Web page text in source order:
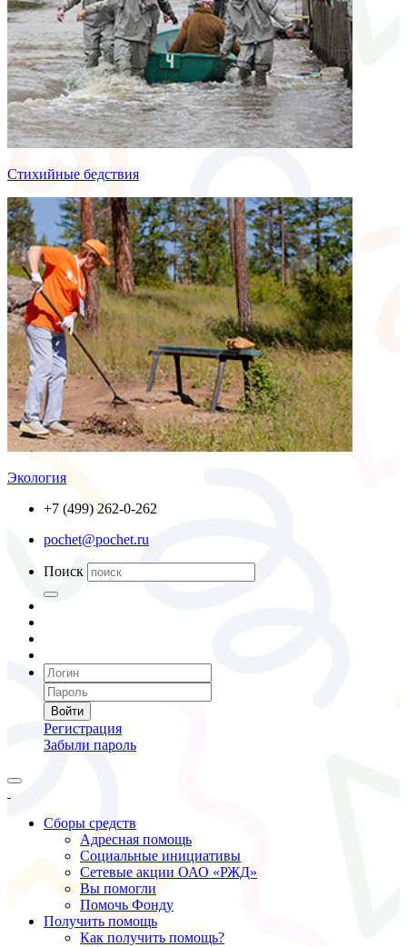
Стихийные бедствия
Экология
+7 (499) 262-0-262
pochet@pochet.ru
Поиск
Войти
Регистрация
Забыли пароль
Сборы средств
Адресная помощь
Социальные инициативы
Сетевые акции ОАО «РЖД»
Вы помогли
Помочь Фонду
Получить помощь
Как получить помощь?